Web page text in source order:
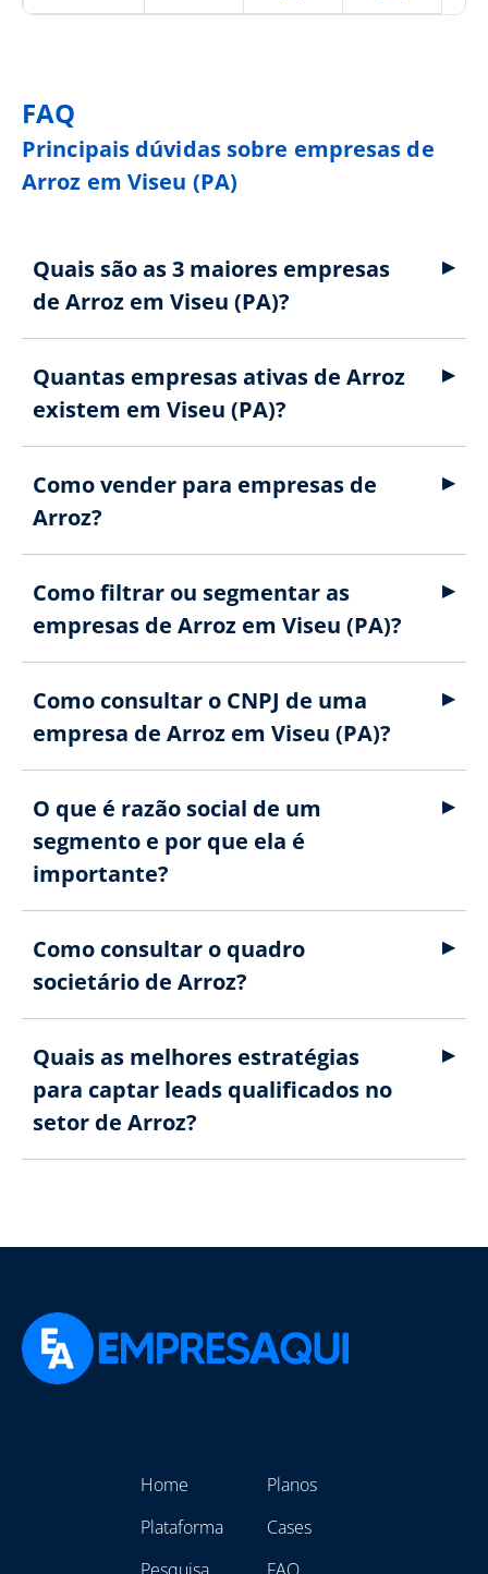
FAQ
Principais dúvidas sobre empresas de
Arroz em Viseu (PA)
Quais são as 3 maiores empresas
de Arroz em Viseu (PA)?
Quantas empresas ativas de Arroz
existem em Viseu (PA)?
Como vender para empresas de
Arroz?
Como filtrar ou segmentar as
empresas de Arroz em Viseu (PA)?
Como consultar o CNPJ de uma
empresa de Arroz em Viseu (PA)?
O que é razão social de um
segmento e por que ela é
importante?
Como consultar o quadro
societário de Arroz?
Quais as melhores estratégias
para captar leads qualificados no
setor de Arroz?
Home
Plataforma
Pesquisa
Planos
Cases
FAQ